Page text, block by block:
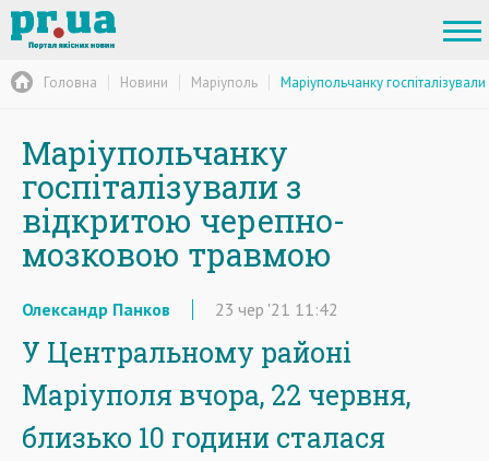
Головна Новини Маріуполь Маріупольчанку
Маріупольчанку
госпіталізували з
відкритою черепно-
мозковою травмою
Олександр Панков 23 чер '21 11:42
У Центральному районі
Маріуполя вчора, 22 червня,
близько 10 години сталася